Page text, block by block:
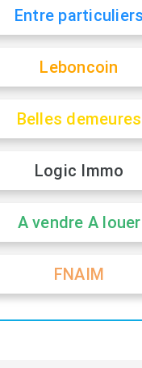
Entre particuliers
Leboncoin
Belles demeures
Logic Immo
A vendre A louer
FNAIM